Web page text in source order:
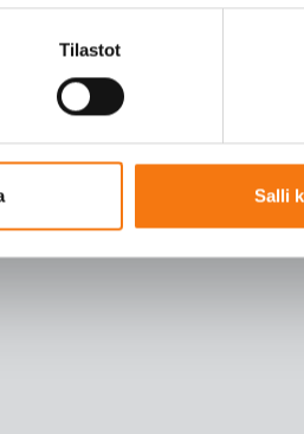
Tilastot
Salli